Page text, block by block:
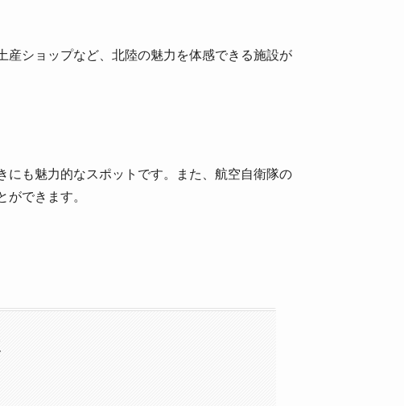
ショップなど、北陸の魅力を体感できる施設が
にも魅力的なスポットです。また、航空自衛隊の
できます。